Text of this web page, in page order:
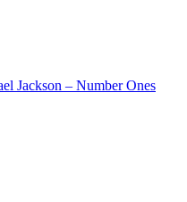
Jackson – Number Ones